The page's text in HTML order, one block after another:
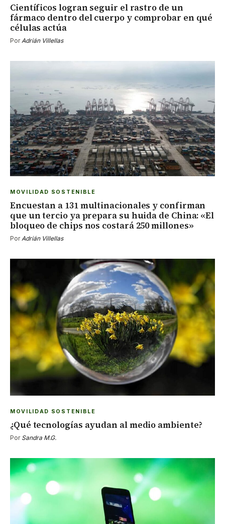
Científicos logran seguir el rastro de un
fármaco dentro del cuerpo y comprobar en qué
células actúa
Por Adrián Villellas
MOVILIDAD SOSTENIBLE
Encuestan a 131 multinacionales y confirman
que un tercio ya prepara su huida de China: «El
bloqueo de chips nos costará 250 millones»
PorAdrián Villellas
MOVILIDAD SOSTENIBLE
¿Qué tecnologías ayudan al medio ambiente?
Por Sandra M.G.